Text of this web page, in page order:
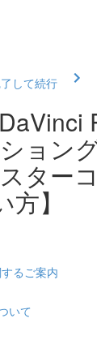
して続行
ョン
ター
】
るご案内
いて